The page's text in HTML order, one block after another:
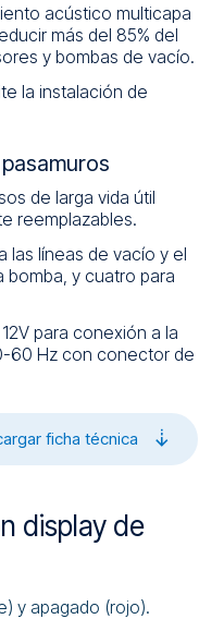
acústico multicapa
más del 85% del
y bombas de vacío.
la instalación de
de larga vida útil
reemplazables.
las líneas de vacío y el
bomba, y cuatro para
para conexión a la
60 Hz con conector de
ficha técnica
display de
y apagado (rojo).